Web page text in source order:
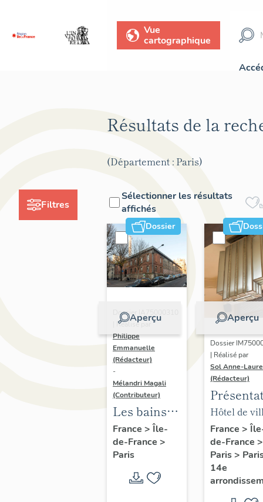
Vue
cartographique
Filtres
Résultats de la
(Département : Paris)
Sélectionner les résultats
affichés
Dossier
Aperçu
Dossier IA75000310
| Réalisé par
Philippe
Emmanuelle
(Rédacteur)
-
Mélandri Magali
(Contributeur)
Les bains
douches
municipaux
de la ville
de Paris
France > Île-
de-France >
Paris
Aperçu
Dossier
| Réalisé par
Sol Anne-Laure
(Rédacteur)
du
de la
annexe
Hôtel de
annexe
France >
de-France >
Paris>
14e